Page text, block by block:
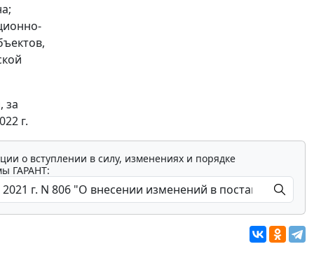
за
г.
о вступлении в силу, изменениях и порядке
ГАРАНТ: